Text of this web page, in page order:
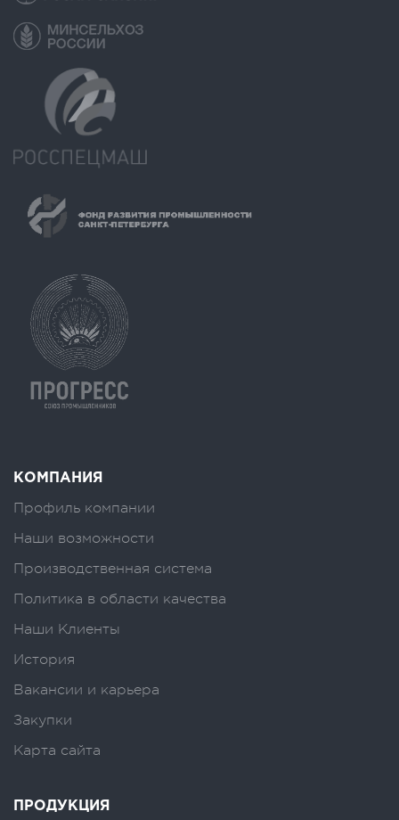
КОМПАНИЯ
Профиль компании
Наши возможности
Производственная система
Политика в области качества
Наши Клиенты
История
Вакансии и карьера
Закупки
Карта сайта
ПРОДУКЦИЯ